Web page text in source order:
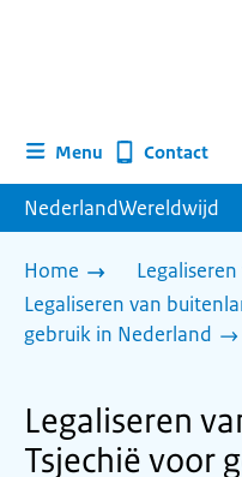
Menu Contact
NederlandWereldwijd
Home
Legaliseren van
gebruik in Nederland
Legaliseren
Tsjechië voor